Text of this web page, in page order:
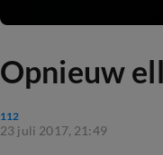
Opnieuw
112
23 juli 2017, 21:49